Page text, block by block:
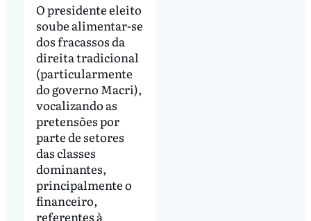
O presidente eleito
soube alimentar-se
dos fracassos da
direita tradicional
(particularmente
do governo Macri),
vocalizando as
pretensões por
parte de setores
das classes
dominantes,
principalmente o
financeiro,
referentes à